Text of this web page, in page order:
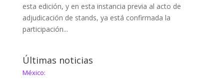
esta edición, y en esta instancia previa al acto de
adjudicación de stands, ya está confirmada la
participación...
Últimas noticias
México: